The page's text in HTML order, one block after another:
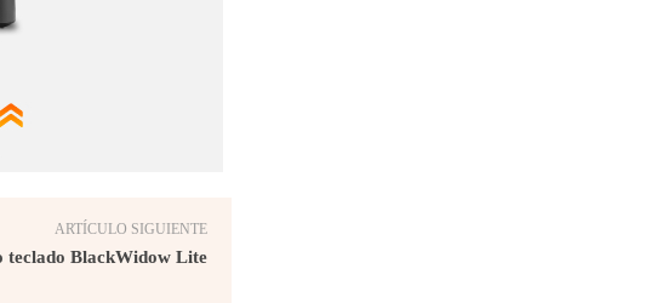
ARTÍCULO SIGUIENTE
teclado BlackWidow Lite